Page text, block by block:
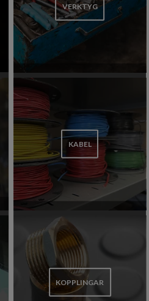
VERKTYG
KABEL
KOPPLINGAR